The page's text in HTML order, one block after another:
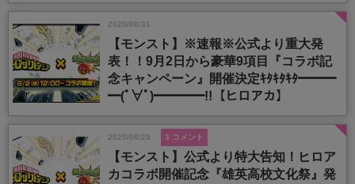
2020/08/31
【モンスト】※速報※公式より重大発
表！！9月2日から豪華9項目『コラボ記
念キャンペーン』開催決定ｷﾀｷﾀｷﾀ━━━
━(ﾟ∀ﾟ)━━━━!!【ヒロアカ】
2020/08/29 3 コメント
【モンスト】公式より特大告知！ヒロア
カコラボ開催記念『雄英高校文化祭』発